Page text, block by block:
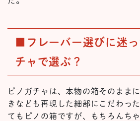
■フレーバー選びに迷
チャで選ぶ？
ピノガチャは、本物の箱そのまま
きなども再現した細部にこだわっ
てもピノの箱ですが、もちろんち